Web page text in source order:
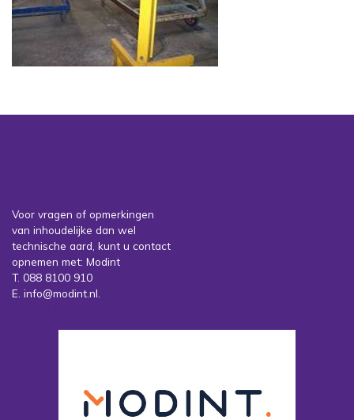
Voor vragen of opmerkingen
van inhoudelijke dan wel
technische aard, kunt u contact
opnemen met: Modint
T. 088 8100 910
E. info@modint.nl.